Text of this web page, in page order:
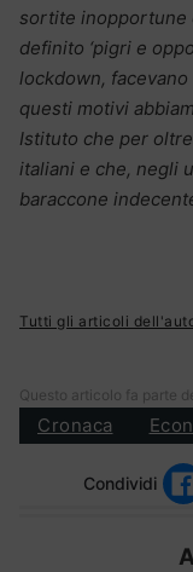
sortite inopportune
definito ‘pigri e
lockdown,
questi motivi
Istituto che per
italiani e che, negli
baraccone
Tutti gli articoli
Questo articolo fa parte
Cronaca
Condividi